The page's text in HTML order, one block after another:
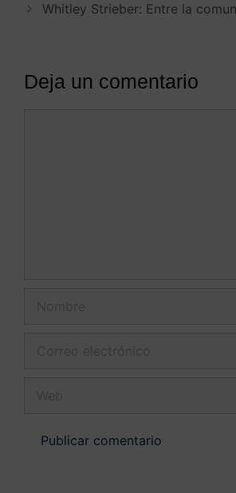
Whitley Strieber: Entre la
Deja un comentario